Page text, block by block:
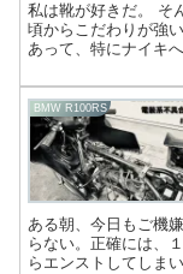
私は靴が好きだ。 そ
頃からこだわりが強
あって、特にナイキ
BMW R100RS
ある朝、今日もご機
らない。正確には、
らエンストしてしま